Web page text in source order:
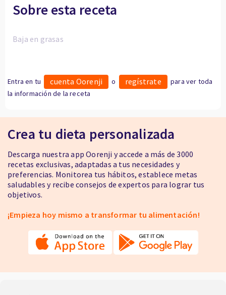
Sobre esta receta
Baja en grasas
Entra en tu cuenta Oorenji o regístrate
para ver toda
la información de la receta
Crea tu dieta personalizada
Descarga nuestra app Oorenji y accede a más de 3000
recetas exclusivas, adaptadas a tus necesidades y
preferencias. Monitorea tus hábitos, establece metas
saludables y recibe consejos de expertos para lograr tus
objetivos.
¡Empieza hoy mismo a transformar tu alimentación!